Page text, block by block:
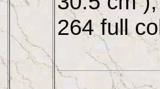
264 full